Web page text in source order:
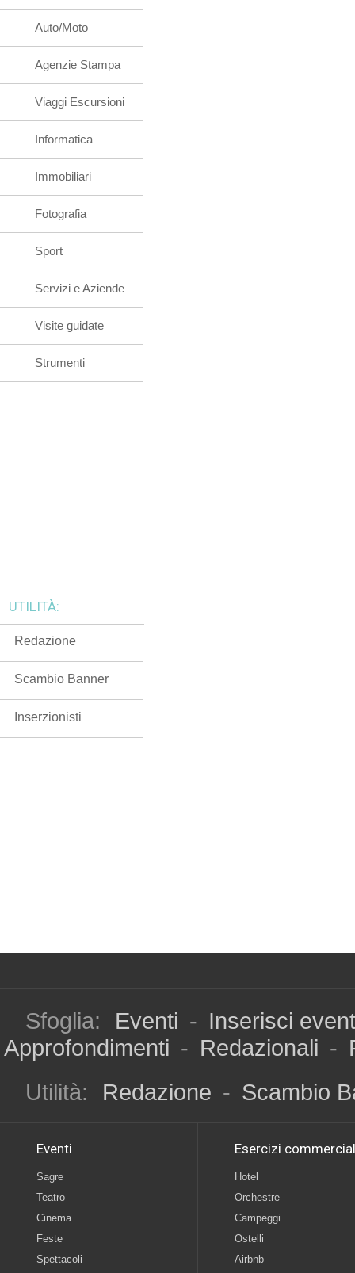
Auto/Moto
Agenzie Stampa
Viaggi Escursioni
Informatica
Immobiliari
Fotografia
Sport
Servizi e Aziende
Visite guidate
Strumenti
UTILITÀ:
Redazione
Scambio Banner
Inserzionisti
Sfoglia: Eventi - Inserisci
Approfondimenti - Redazionali -
Utilità:
Redazione - Scambio
Eventi
Sagre
Teatro
Cinema
Feste
Spettacoli
Esercizi
Hotel
Orchestre
Campeggi
Ostelli
Airbnb